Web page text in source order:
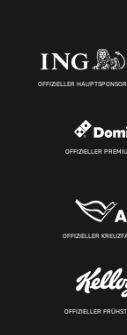
OFFIZIELLER HAUPTSPONSOR
OFFIZIELLER
OFFIZIELLER
OFFIZIELLER